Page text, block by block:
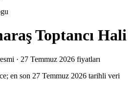
Toptancı Hali
· 27 Temmuz 2026 fiyatları
; en son 27 Temmuz 2026 tarihli veri